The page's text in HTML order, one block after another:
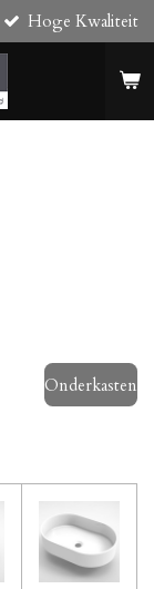
Hoge Kwaliteit
Onderkasten